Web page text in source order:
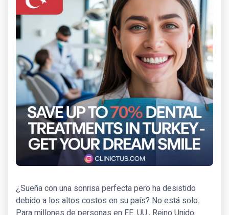
¿Sueña con una sonrisa perfecta pero ha desistido
debido a los altos costos en su país? No está solo.